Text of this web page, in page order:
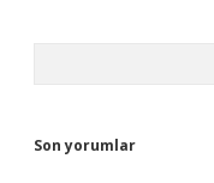
Son yorumlar